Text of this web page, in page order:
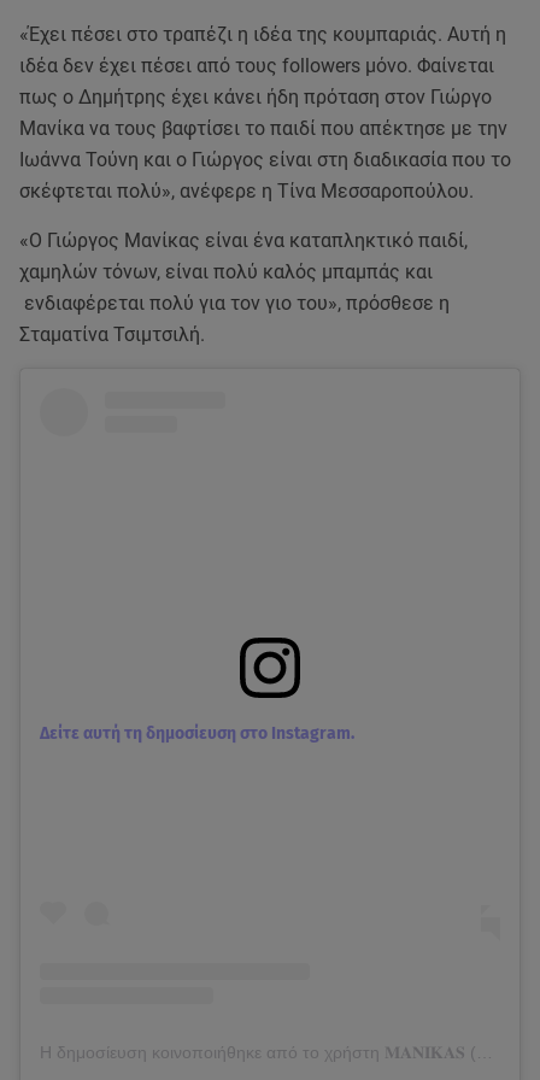
«Έχει πέσει στο τραπέζι η ιδέα της κουμπαριάς. Αυτή η
ιδέα δεν έχει πέσει από τους followers μόνο. Φαίνεται
πως ο Δημήτρης έχει κάνει ήδη πρόταση στον Γιώργο
Μανίκα να τους βαφτίσει το παιδί που απέκτησε με την
Ιωάννα Τούνη και ο Γιώργος είναι στη διαδικασία που το
σκέφτεται πολύ», ανέφερε η Τίνα Μεσσαροπούλου.
«Ο Γιώργος Μανίκας είναι ένα καταπληκτικό παιδί,
χαμηλών τόνων, είναι πολύ καλός μπαμπάς και
ενδιαφέρεται πολύ για τον γιο του», πρόσθεσε η
Σταματίνα Τσιμτσιλή.
Δείτε αυτή τη δημοσίευση στο Instagram.